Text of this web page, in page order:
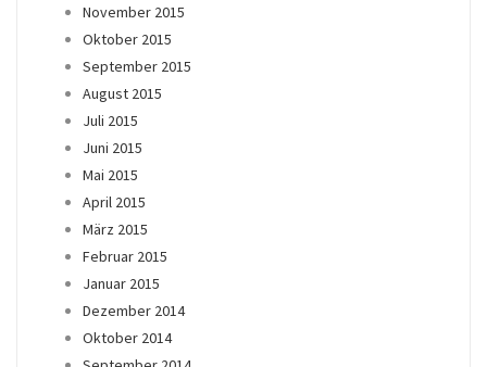
November 2015
Oktober 2015
September 2015
August 2015
Juli 2015
Juni 2015
Mai 2015
April 2015
März 2015
Februar 2015
Januar 2015
Dezember 2014
Oktober 2014